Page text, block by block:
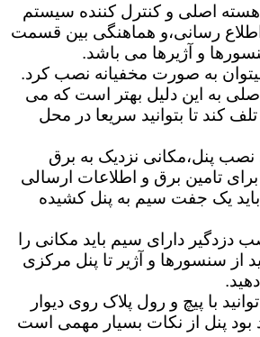
اصلی و کنترل کننده سیستم
رسانی،و هماهنگی بین قسمت
و آژیرها می باشد.
به این دلیل بهتر است که می
کند تا بتوانید سریعا در محل
نصب پنل،مکانی نزدیک به برق
تامین برق و اطلاعات ارسالی
یک جفت سیم به پنل کشیده
دزدگیر دارای سیم باید مکانی را
از سنسورها و آژیر تا پنل مرکزی
با پیچ و رول پلاک روی دیوار
بود پنل از نکات بسیار مهمی است